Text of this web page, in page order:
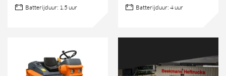
Batterijduur: 1.5 uur
Batterijduur: 4 uur